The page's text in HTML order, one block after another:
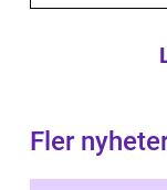
Fler